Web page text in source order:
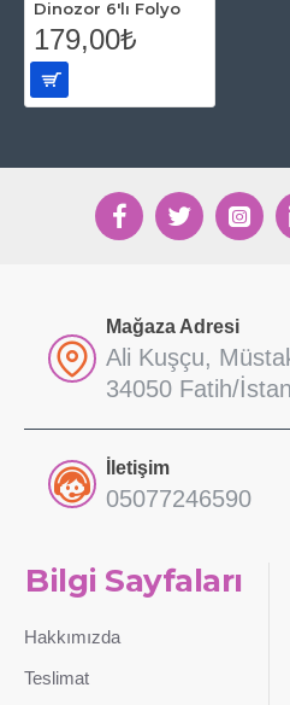
Dinozor 6'lı Folyo
179,00₺
Mağaza Adresi
Ali Kuşçu,
34050 Fatih/
İletişim
05077246590
Bilgi Sayfaları
Hakkımızda
Teslimat